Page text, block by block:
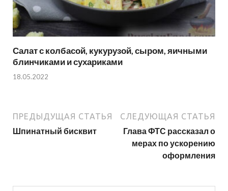
Салат с колбасой, кукурузой, сыром, яичными
блинчиками и сухариками
18.05.2022
ПРЕДЫДУЩАЯ СТАТЬЯ
Шпинатный бисквит
СЛЕДУЮЩАЯ СТАТЬЯ
Глава ФТС рассказал о
мерах по ускорению
оформления